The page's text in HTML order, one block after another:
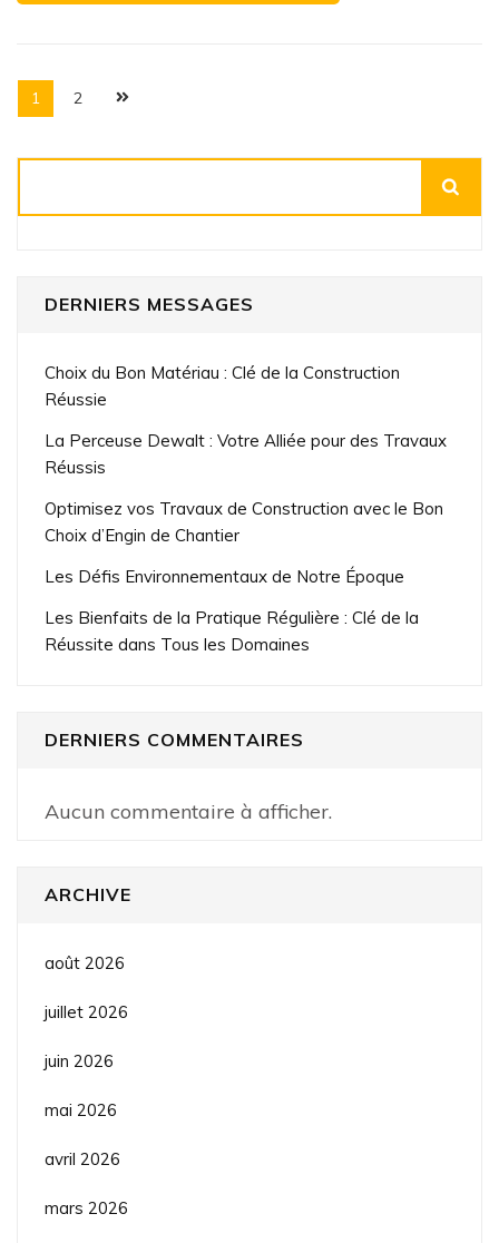
Pagination
des
publications
Page
1 Page
2
DERNIERS MESSAGES
Choix du Bon Matériau : Clé de la Construction
Réussie
La Perceuse Dewalt : Votre Alliée pour des Travaux
Réussis
Optimisez vos Travaux de Construction avec le Bon
Choix d’Engin de Chantier
Les Défis Environnementaux de Notre Époque
Les Bienfaits de la Pratique Régulière : Clé de la
Réussite dans Tous les Domaines
DERNIERS COMMENTAIRES
Aucun commentaire à afficher.
ARCHIVE
août 2026
juillet 2026
juin 2026
mai 2026
avril 2026
mars 2026